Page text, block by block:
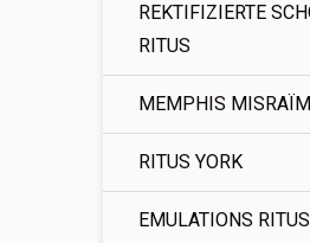
REKTIFIZIERTE
RITUS
MEMPHIS MISRAÏM
RITUS YORK
EMULATIONS RITUS